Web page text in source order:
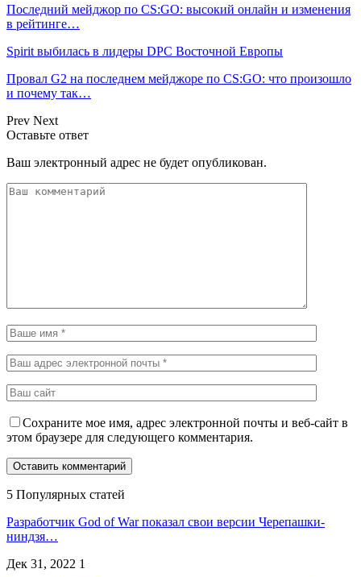
Последний мейджор по CS:GO: высокий онлайн и изменения
в рейтинге…
Spirit выбилась в лидеры DPC Восточной Европы
Провал G2 на последнем мейджоре по CS:GO: что произошло
и почему так…
Prev Next
Оставьте ответ
Ваш электронный адрес не будет опубликован.
Сохраните мое имя, адрес электронной почты и веб-сайт в
этом браузере для следующего комментария.
5 Популярных статей
Разработчик God of War показал свои версии Черепашки-
ниндзя…
Дек 31, 2022 1